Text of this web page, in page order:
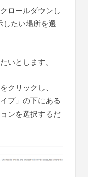
ロールダウンし
たい場所を選
いとします。
クリックし、
プ」の下にある
ンを選択するだ